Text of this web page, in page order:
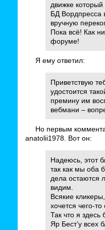
движке
БД Вордпресса
вручную
Пока всё! Как
форуме!
Я ему ответил:
Приветствую
удостоится
премину им
вебмани –
Но первым
anatolii1978. Вот он:
Надеюсь, этот
так как мы оба
дела остаются
видим.
Всякие
хочется чего-то
Так что я здесь
Яр Бест’у всех